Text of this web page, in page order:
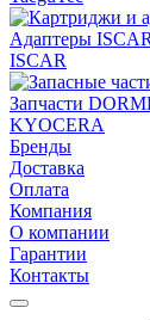
Адаптеры ISCAR
ISCAR
Запчасти
KYOCERA
Бренды
Доставка
Оплата
Компания
О компании
Гарантии
Контакты